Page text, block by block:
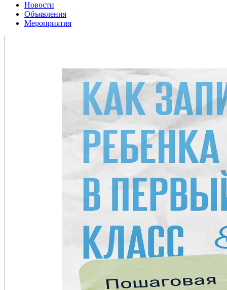
Новости
Объявления
Мероприятия